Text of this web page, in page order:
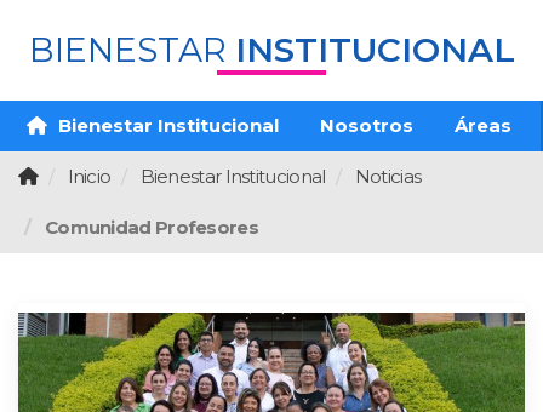
BIENESTAR INSTITUCIONAL
Bienestar Institucional Nosotros Áreas
Inicio Bienestar Institucional Noticias
Comunidad Profesores